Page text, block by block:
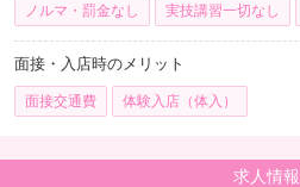
ノルマ・罰金なし 実技講習一切なし
面接・入店時のメリット
面接交通費 体験入店（体入）
求人情報